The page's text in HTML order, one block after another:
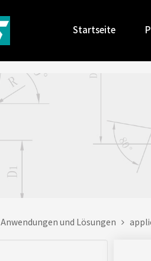
Startseite
Anwendungen und Lösungen